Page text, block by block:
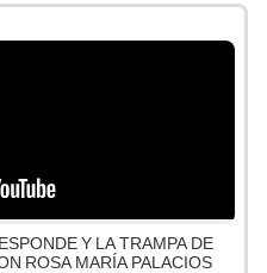
Y LA TRAMPA DE
ROSA MARÍA PALACIOS